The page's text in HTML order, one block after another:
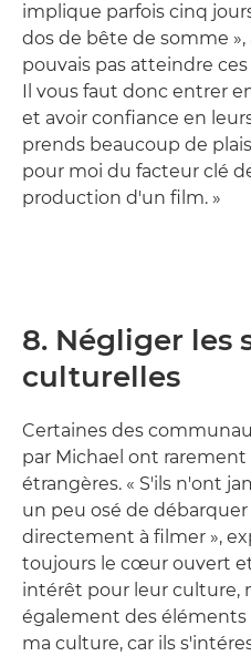
implique parfois cinq
dos de bête de somme »,
pouvais pas atteindre
Il vous faut donc entrer
et avoir confiance en
prends beaucoup de
pour moi du facteur clé
production d'un film. »
8. Négliger les
culturelles
Certaines des
par Michael ont
étrangères. « S'ils n'ont
un peu osé de
directement à filmer »,
toujours le cœur ouvert
intérêt pour leur culture,
également des
ma culture, car ils